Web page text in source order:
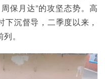
保月达”的攻坚态势。高
沉督导，二季度以来，
。